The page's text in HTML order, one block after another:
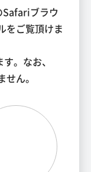
ブラウ
をご覧頂けま
。なお、
ん。